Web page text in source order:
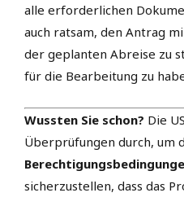
alle erforderlichen
auch ratsam, den Antrag
der geplanten Abreise zu
für die Bearbeitung zu
Wussten Sie schon? Die
Überprüfungen durch, um
sicherzustellen, dass das